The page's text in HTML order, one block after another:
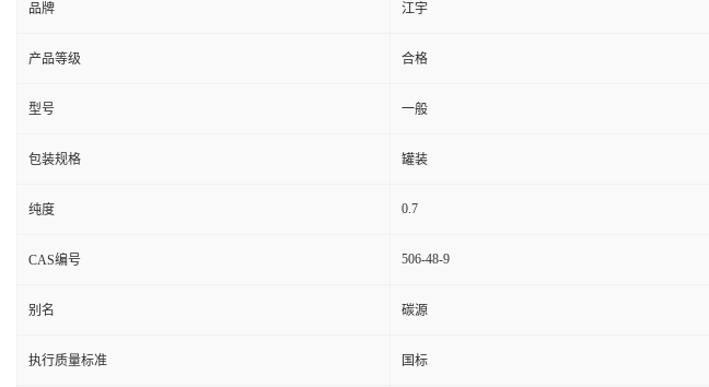
品牌 江宇
产品等级 合格
型号 一般
包装规格 罐装
纯度 0.7
CAS编号 506-48-9
别名 碳源
执行质量标准 国标